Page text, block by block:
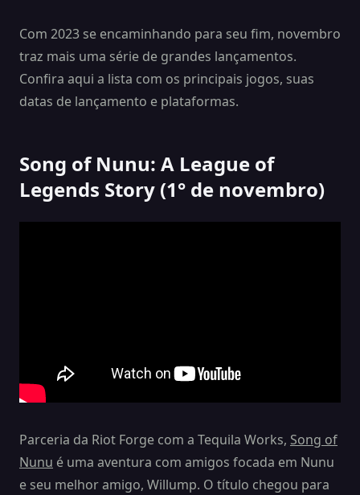
Com 2023 se encaminhando para seu fim, novembro
traz mais uma série de grandes lançamentos.
Confira aqui a lista com os principais jogos, suas
datas de lançamento e plataformas.
Song of Nunu: A League of
Legends Story (1° de novembro)
Parceria da Riot Forge com a Tequila Works, Song of
Nunu é uma aventura com amigos focada em Nunu
e seu melhor amigo, Willump. O título chegou para